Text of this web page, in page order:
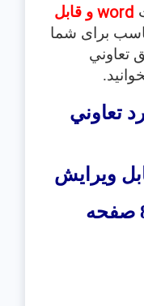
word و قابل
برای شما
تعاوني
تعاوني
ویرایش